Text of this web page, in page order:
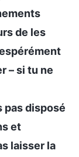
de les
– si tu ne
pas disposé
et
laisser la